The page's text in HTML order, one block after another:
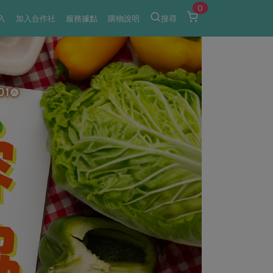
加入合作社 服務據點 購物說明 搜尋
0